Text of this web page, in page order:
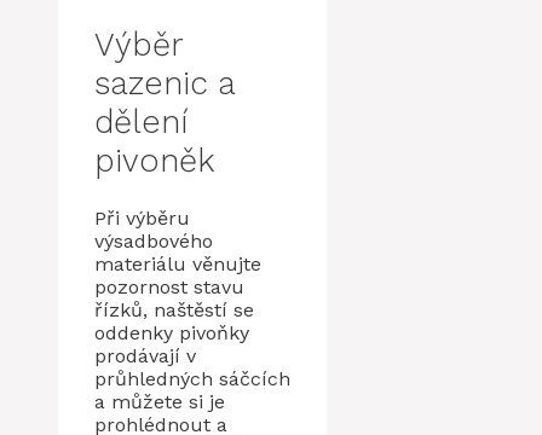
Výběr
sazenic a
dělení
pivoněk
Při výběru
výsadbového
materiálu věnujte
pozornost stavu
řízků, naštěstí se
oddenky pivoňky
prodávají v
průhledných sáčcích
a můžete si je
prohlédnout a